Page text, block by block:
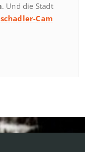
. Und die Stadt
Cam